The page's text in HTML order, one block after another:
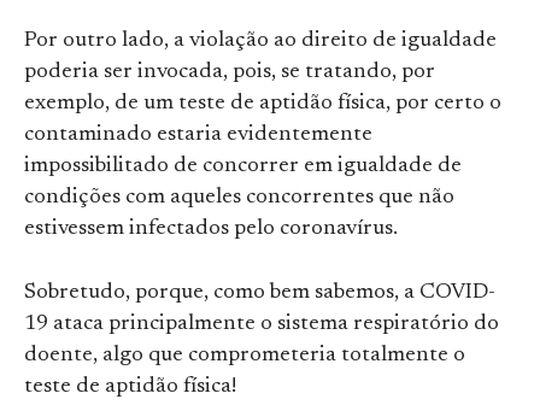
Por outro lado, a violação ao direito de igualdade
poderia ser invocada, pois, se tratando, por
exemplo, de um teste de aptidão física, por certo o
contaminado estaria evidentemente
impossibilitado de concorrer em igualdade de
condições com aqueles concorrentes que não
estivessem infectados pelo coronavírus.
Sobretudo, porque, como bem sabemos, a COVID-
19 ataca principalmente o sistema respiratório do
doente, algo que comprometeria totalmente o
teste de aptidão física!